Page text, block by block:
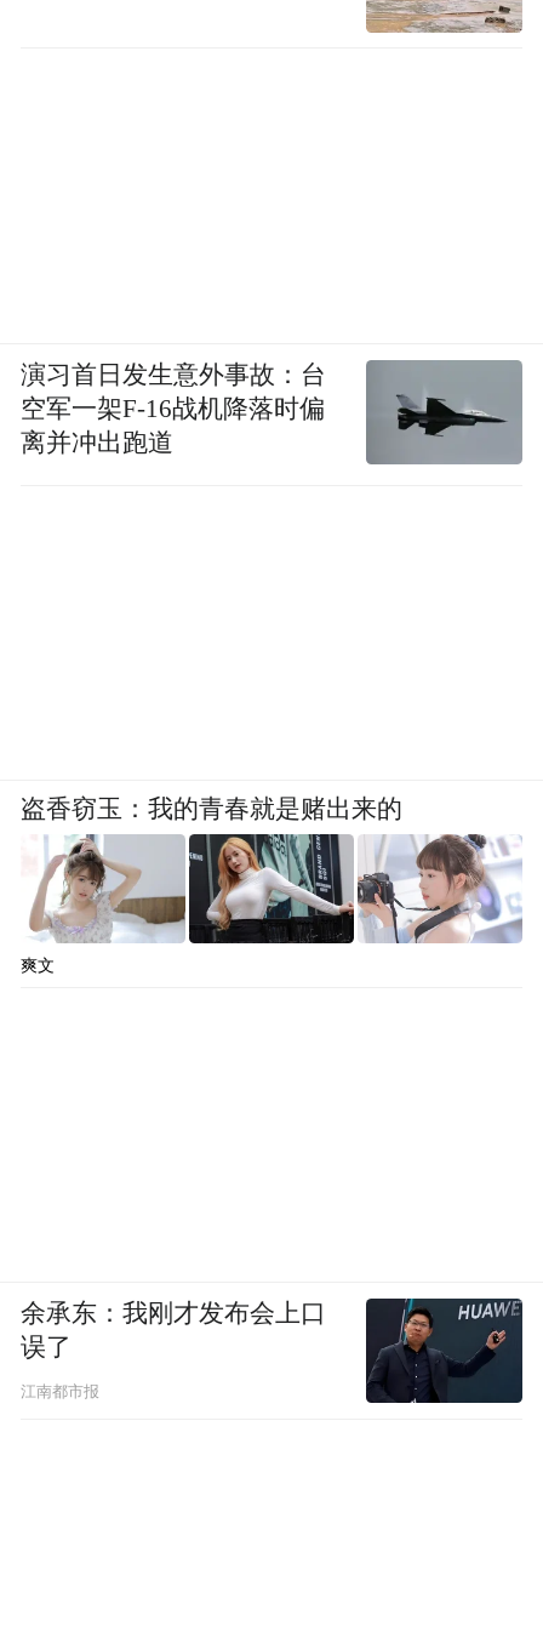
演习首日发生意外事故：台
空军一架F-16战机降落时偏
离并冲出跑道
盗香窃玉：我的青春就是赌出来的
爽文
余承东：我刚才发布会上口
误了
江南都市报